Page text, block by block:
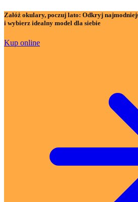
Załóż okulary, poczuj lato: Odkryj
i wybierz idealny model dla siebie
Kup online